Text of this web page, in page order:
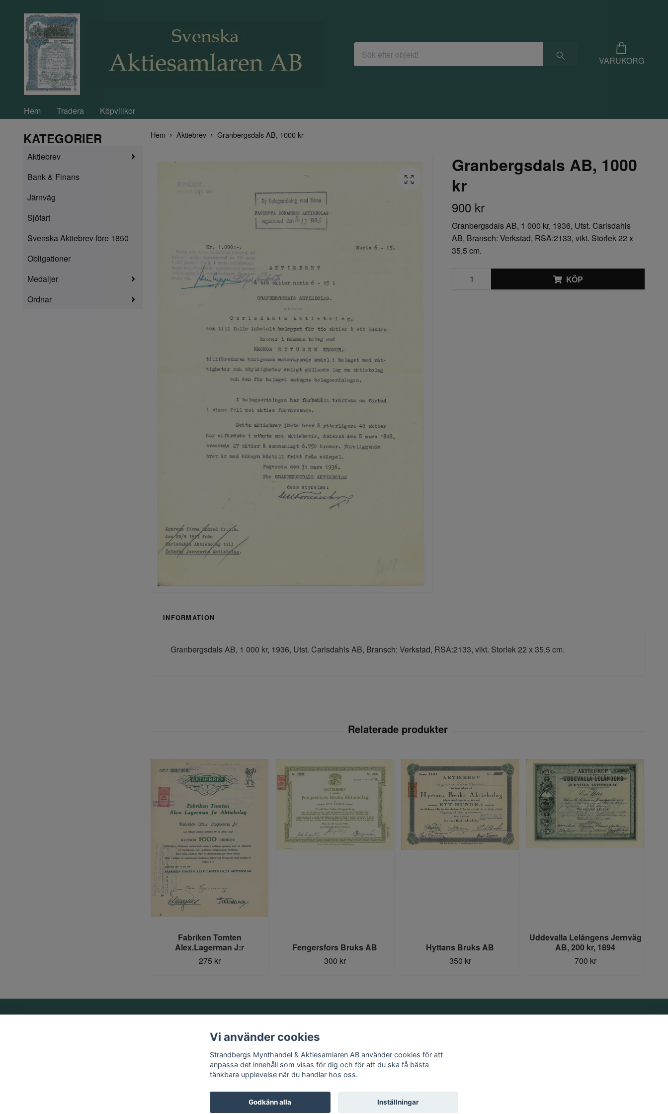
VARUKORG
Hem Tradera Köpvillkor
KATEGORIER
Aktiebrev
Bank & Finans
Järnväg
Sjöfart
Svenska Aktiebrev före 1850
Obligationer
Medaljer
Ordnar
Hem Aktiebrev Granbergsdals AB, 1000 kr
Granbergsdals AB, 1000
kr
900 kr
Granbergsdals AB, 1 000 kr, 1936, Utst. Carlsdahls
AB, Bransch: Verkstad, RSA:2133, vikt. Storlek 22 x
35,5 cm.
KÖP
INFORMATION
Granbergsdals AB, 1 000 kr, 1936, Utst. Carlsdahls AB, Bransch: Verkstad, RSA:2133, vikt. Storlek 22 x 35,5 cm.
Fabriken Tomten
Alex.Lagerman J:r
275 kr
Fengersfors Bruks AB
300 kr
Hyttans Bruks AB
350 kr
Uddevalla Lelångens Jernväg
AB, 200 kr, 1894
700 kr
Kontakt
Köpvillkor
Vi använder cookies
Strandbergs Mynthandel & Aktiesamlaren AB använder cookies för att
anpassa det innehåll som visas för dig och för att du ska få bästa
tänkbara upplevelse när du handlar hos oss.
Godkänn alla Inställningar